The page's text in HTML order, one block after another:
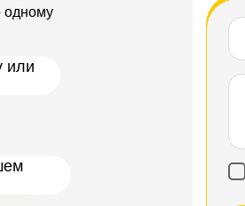
одному
или